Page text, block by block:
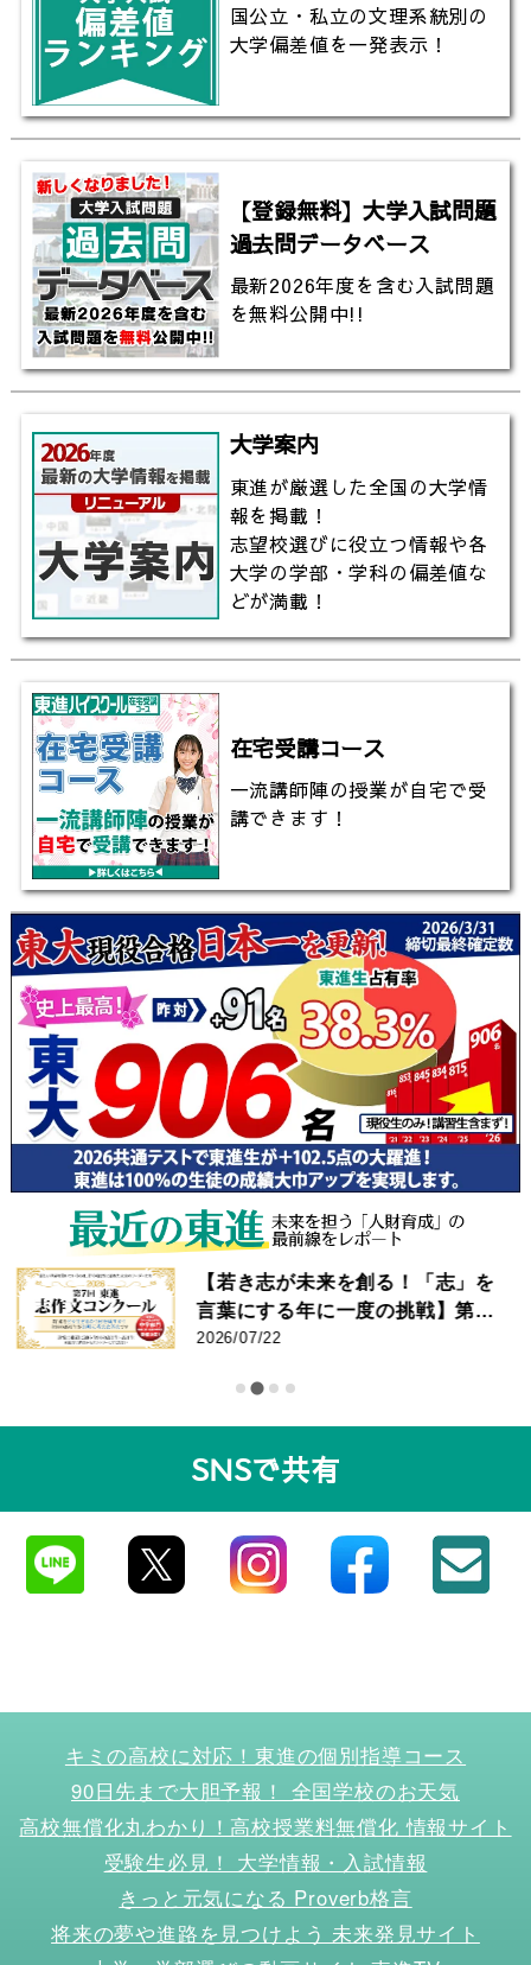
国公立・私立の文理系統別の
大学偏差値を一発表示！
【登録無料】大学入試問題
過去問データベース
最新2026年度を含む入試問題
を無料公開中!!
大学案内
東進が厳選した全国の大学情
報を掲載！
志望校選びに役立つ情報や各
大学の学部・学科の偏差値な
どが満載！
在宅受講コース
一流講師陣の授業が自宅で受
講できます！
【若き志が未来を創る！「志」を
言葉にする年に一度の挑戦】第7
回 東進 志作文コンクール 優秀者
2026/07/22
SNSで共有
キミの高校に対応！東進の個別指導コース
90日先まで大胆予報！ 全国学校のお天気
高校無償化丸わかり！高校授業料無償化 情報サイト
受験生必見！ 大学情報・入試情報
きっと元気になる Proverb格言
将来の夢や進路を見つけよう 未来発見サイト